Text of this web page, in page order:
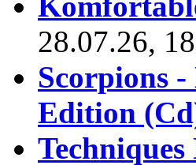
28.07.26,
Scorpions
Edition